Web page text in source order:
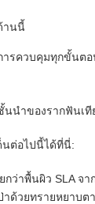
านนี้
รควบคุมทุกขั้นต
ำของรากฟันเที
นต่อไปนี้ได้ที่นี่:
าพื้นผิว SLA จา
ด้วยทรายหยาบต